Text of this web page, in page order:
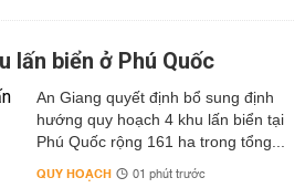
lấn biển ở Phú Quốc
An Giang quyết định bổ sung định
hướng quy hoạch 4 khu lấn biển tại
Phú Quốc rộng 161 ha trong tổng...
QUY HOẠCH 01 phút trước